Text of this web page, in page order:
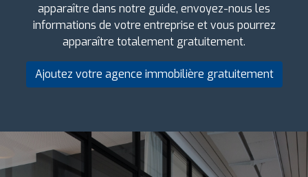
apparaître dans notre guide, envoyez-nous les
informations de votre entreprise et vous pourrez
apparaître totalement gratuitement.
Ajoutez votre agence immobilière gratuitement